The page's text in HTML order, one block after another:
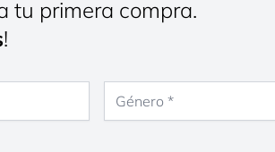
tu primera compra.
!